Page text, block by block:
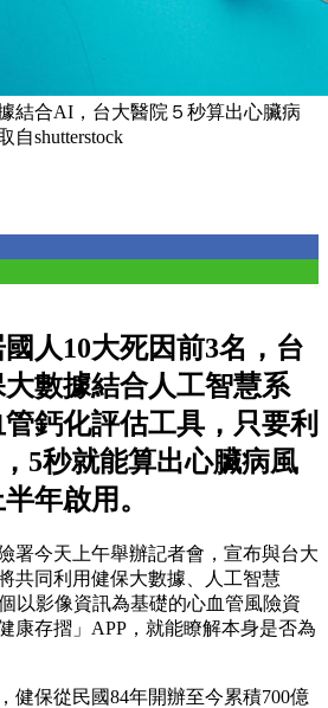
結合AI，台大醫院５秒算出心臟病
自shutterstock
人10大死因前3名，台
數據結合人工智慧系
鈣化評估工具，只要利
5秒就能算出心臟病風
年啟用。
署今天上午舉辦記者會，宣布與台大
共同利用健保大數據、人工智慧
以影像資訊為基礎的心血管風險資
康存摺」APP，就能瞭解本身是否為
健保從民國84年開辦至今累積700億